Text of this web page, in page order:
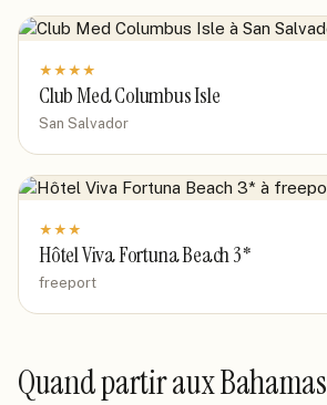
★ ★ ★ ★
Club Med Columbus Isle
San Salvador
★ ★ ★
Hôtel Viva Fortuna Beach 3*
freeport
Quand partiraux Bahamas